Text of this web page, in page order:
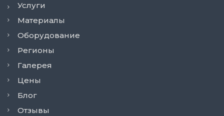
Услуги
Материалы
Оборудование
Регионы
Галерея
Цены
Блог
Отзывы